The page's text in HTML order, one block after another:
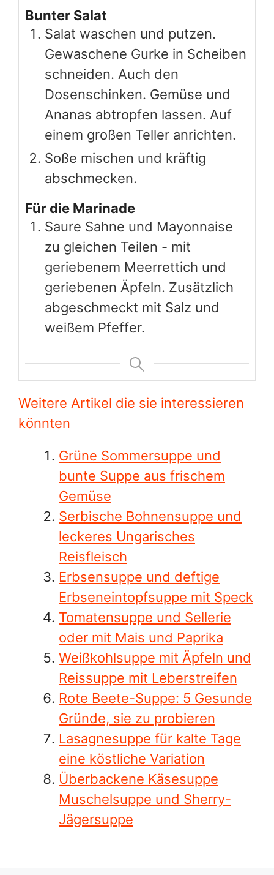
Bunter Salat
Salat waschen und putzen.
Gewaschene Gurke in Scheiben
schneiden. Auch den
Dosenschinken. Gemüse und
Ananas abtropfen lassen. Auf
einem großen Teller anrichten.
Soße mischen und kräftig
abschmecken.
Für die Marinade
Saure Sahne und Mayonnaise
zu gleichen Teilen - mit
geriebenem Meerrettich und
geriebenen Äpfeln. Zusätzlich
abgeschmeckt mit Salz und
weißem Pfeffer.
Weitere Artikel die sie interessieren
könnten
Grüne Sommersuppe und
bunte Suppe aus frischem
Gemüse
Serbische Bohnensuppe und
leckeres Ungarisches
Reisfleisch
Erbsensuppe und deftige
Erbseneintopfsuppe mit Speck
Tomatensuppe und Sellerie
oder mit Mais und Paprika
Weißkohlsuppe mit Äpfeln und
Reissuppe mit Leberstreifen
Rote Beete-Suppe: 5 Gesunde
Gründe, sie zu probieren
Lasagnesuppe für kalte Tage
eine köstliche Variation
Überbackene Käsesuppe
Muschelsuppe und Sherry-
Jägersuppe